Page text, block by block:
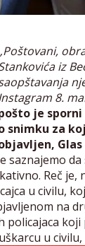
iz
8.
je
snimku za
saznajemo
Reč je,
u civilu,
na
u